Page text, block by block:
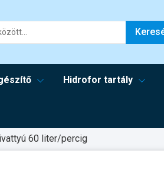
Hidrofor tartály
60 liter/percig